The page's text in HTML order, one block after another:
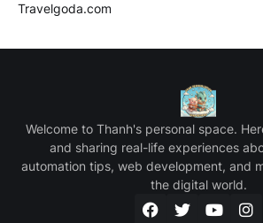
Travelgoda.com
Welcome to Thanh's personal space.
and sharing real-life experiences
automation tips, web development, and
the digital world.